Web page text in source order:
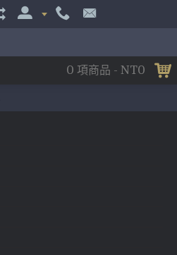
0 項商品 - NT0